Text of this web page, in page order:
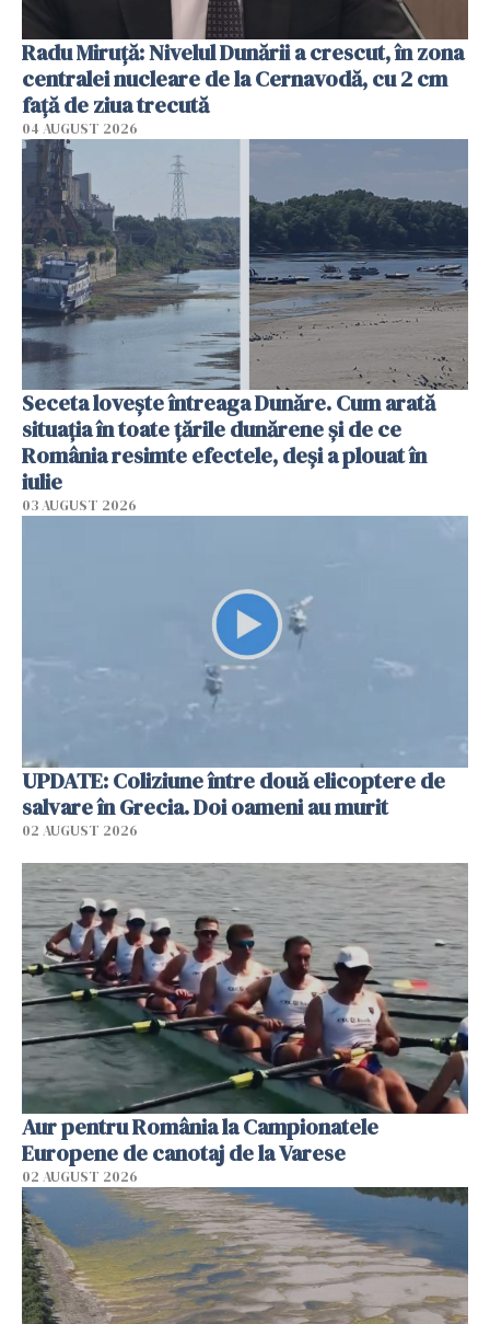
Radu Miruţă: Nivelul Dunării a crescut, în zona
centralei nucleare de la Cernavodă, cu 2 cm
faţă de ziua trecută
04 AUGUST 2026
Seceta lovește întreaga Dunăre. Cum arată
situația în toate țările dunărene și de ce
România resimte efectele, deși a plouat în
iulie
03 AUGUST 2026
UPDATE: Coliziune între două elicoptere de
salvare în Grecia. Doi oameni au murit
02 AUGUST 2026
Aur pentru România la Campionatele
Europene de canotaj de la Varese
02 AUGUST 2026